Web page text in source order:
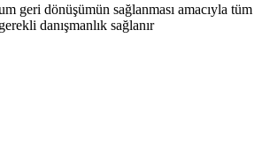
geri dönüşümün sağlanması amacıyla tüm
danışmanlık sağlanır